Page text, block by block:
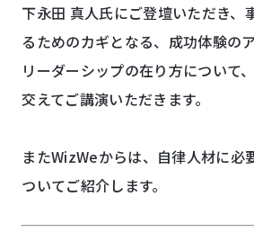
下永田 真人氏にご登壇いただき、
るためのカギとなる、成功体験の
リーダーシップの在り方について
交えてご講演いただきます。
またWizWeからは、自律人材に必
ついてご紹介します。